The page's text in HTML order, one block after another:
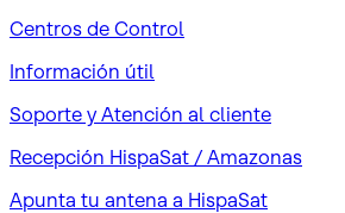
Centros de Control
Información útil
Soporte y Atención al cliente
Recepción HispaSat / Amazonas
Apunta tu antena a HispaSat